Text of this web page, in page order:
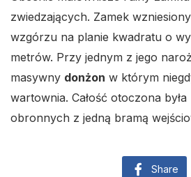
zwiedzających. Zamek
wzgórzu na planie kwadratu o
metrów. Przy jednym z jego
masywny donżon w którym
wartownia. Całość otoczona
obronnych z jedną bramą
Share